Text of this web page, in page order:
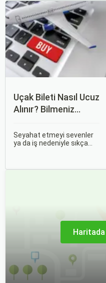
unsuru barındırır. Bu
makalede, uçak bileti
alırken dikkat etmeniz
gereken önemli noktaları
ele alacak ve Sorgulamax.
Uçak Bileti Nasıl Ucuz
Alınır? Bilmeniz
Detaylar
Seyahat etmeyi sevenler
ya da iş nedeniyle sıkça